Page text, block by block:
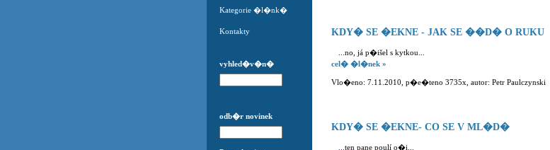
KDY� SE �EKNE - JAK SE ��D� O RUKU
...no, já p�išel s kytkou...
cel� �l�nek »
Vlo�eno: 7.11.2010, p�e�teno 3735x, autor: Petr Paulczynski
KDY� SE �EKNE- CO SE V ML�D�
...ten pane poulí o�i...
Kategorie �l�nk�
Kontakty
vyhled�v�n�
odb�r novinek